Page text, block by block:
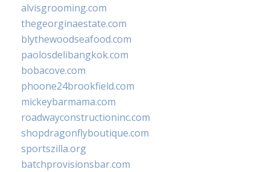
alvisgrooming.com
thegeorginaestate.com
blythewoodseafood.com
paolosdelibangkok.com
bobacove.com
phoone24brookfield.com
mickeybarmama.com
roadwayconstructioninc.com
shopdragonflyboutique.com
sportszilla.org
batchprovisionsbar.com